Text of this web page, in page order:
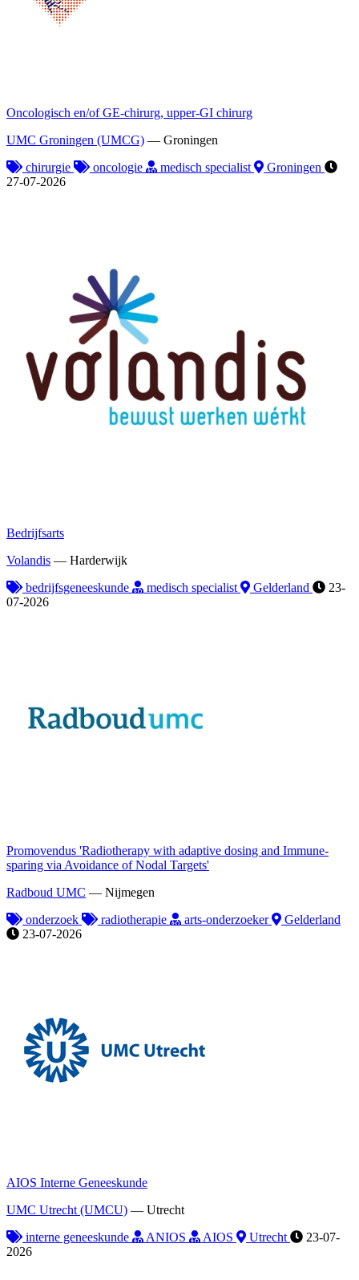
Oncologisch en/of GE-chirurg, upper-GI chirurg
UMC Groningen (UMCG) — Groningen
chirurgie
oncologie medisch specialist
Groningen
27-07-2026
Bedrijfsarts
Volandis — Harderwijk
bedrijfsgeneeskunde
medisch specialist Gelderland
23-
07-2026
Promovendus 'Radiotherapy with adaptive dosing and Immune-
sparing via Avoidance of Nodal Targets'
Radboud UMC — Nijmegen
onderzoek
radiotherapie arts-onderzoeker
Gelderland
23-07-2026
AIOS Interne Geneeskunde
UMC Utrecht (UMCU) — Utrecht
interne geneeskunde
ANIOS AIOS Utrecht
23-07-
2026